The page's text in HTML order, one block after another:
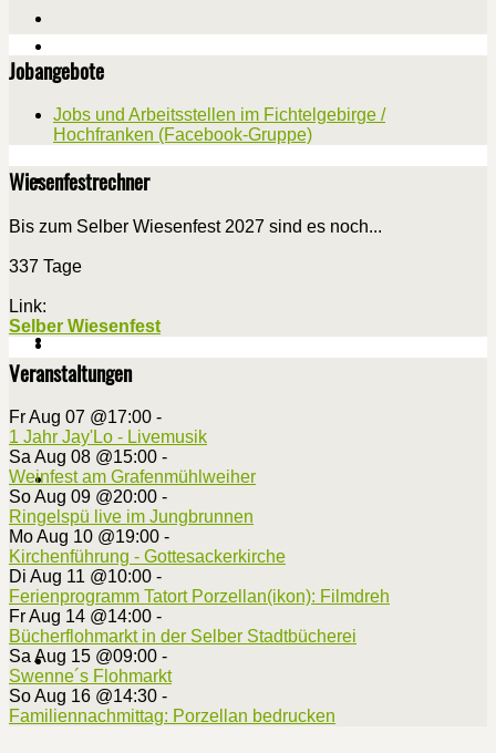
Jobangebote
Jobs und Arbeitsstellen im Fichtelgebirge /
Hochfranken (Facebook-Gruppe)
Wiesenfestrechner
Bis zum Selber Wiesenfest 2027 sind es noch...
337 Tage
Link:
Selber Wiesenfest
Veranstaltungen
Fr Aug 07 @17:00 -
1 Jahr Jay'Lo - Livemusik
Sa Aug 08 @15:00 -
Weinfest am Grafenmühlweiher
So Aug 09 @20:00 -
Ringelspü live im Jungbrunnen
Mo Aug 10 @19:00 -
Kirchenführung - Gottesackerkirche
Di Aug 11 @10:00 -
Ferienprogramm Tatort Porzellan(ikon): Filmdreh
Fr Aug 14 @14:00 -
Bücherflohmarkt in der Selber Stadtbücherei
Sa Aug 15 @09:00 -
Swenne´s Flohmarkt
So Aug 16 @14:30 -
Familiennachmittag: Porzellan bedrucken